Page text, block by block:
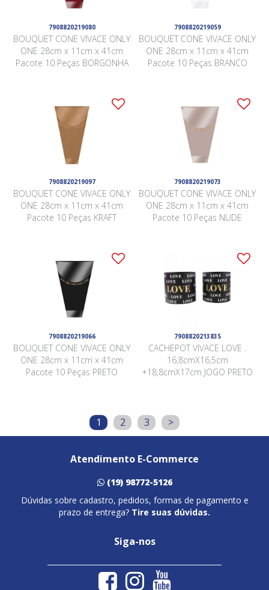
7908820219080
BOUQUET CONE VIVACE ONLY
ONE 28cm x 11cm x 41cm
Pacote 10 Peças BORGONHA
7908820219059
BOUQUET CONE VIVACE ONLY
ONE 28cm x 11cm x 41cm
Pacote 10 Peças BRANCO
7908820219097
BOUQUET CONE VIVACE ONLY
ONE 28cm x 11cm x 41cm
Pacote 10 Peças KRAFT
7908820219073
BOUQUET CONE VIVACE ONLY
ONE 28cm x 11cm x 41cm
Pacote 10 Peças NUDE
7908820219066
BOUQUET CONE VIVACE ONLY
ONE 28cm x 11cm x 41cm
Pacote 10 Peças PRETO
7908820213835
CACHEPOT VIVACE LOVE .
16,8cmX16,5cm
+18,8cmX17cm JOGO PRETO
1 2 3 >
Atendimento E-Commerce
(19) 98772-5126
Dúvidas sobre cadastro, pedidos, formas de pagamento e
prazo de entrega? Tire suas dúvidas.
Siga-nos